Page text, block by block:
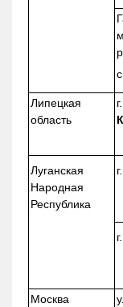
Липецкая
область
Луганская
Народная
Республика
Москва